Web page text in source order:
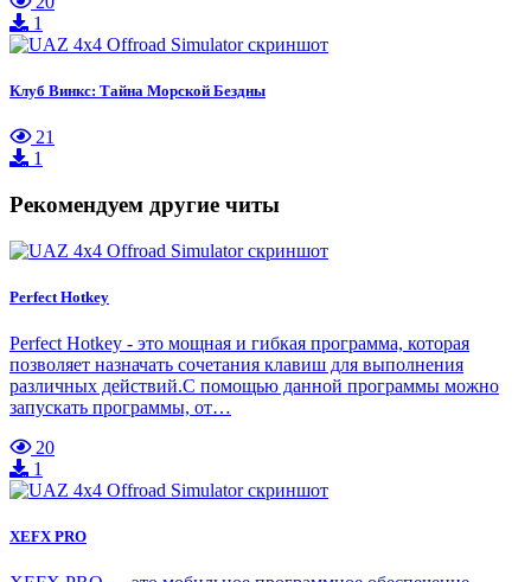
1
Клуб Винкс: Тайна Морской Бездны
21
1
Рекомендуем другие читы
Perfect Hotkey
Perfect Hotkey - это мощная и гибкая программа, которая
позволяет назначать сочетания клавиш для выполнения
различных действий.С помощью данной программы можно
запускать программы, от…
20
1
XEFX PRO